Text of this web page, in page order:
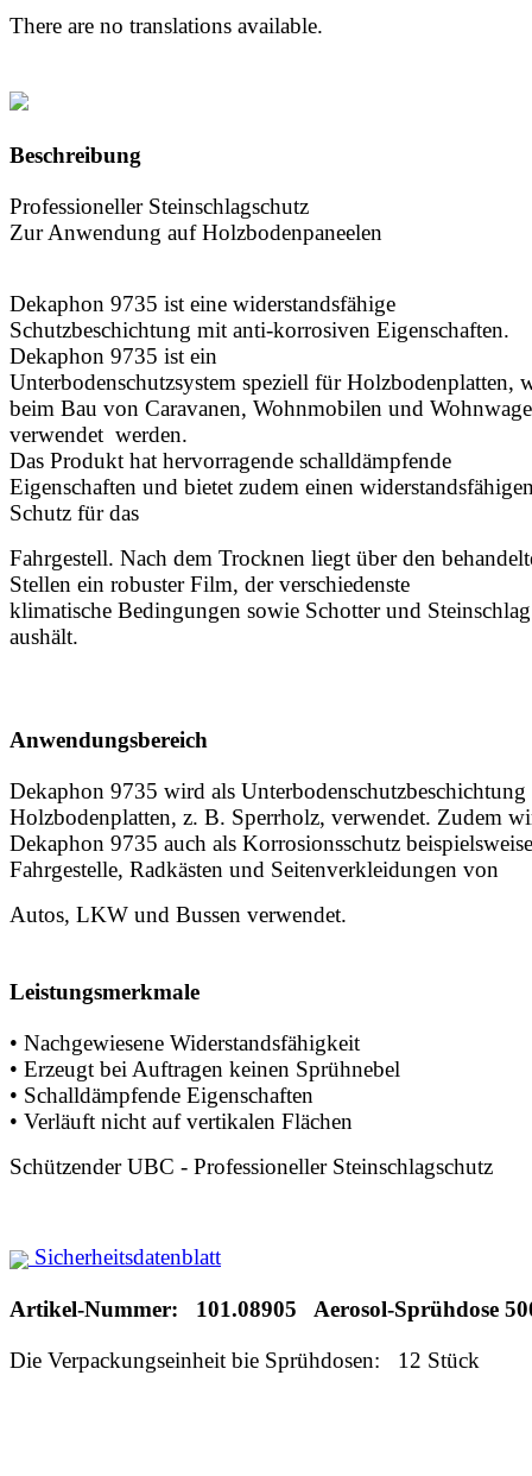
There are no translations available.
Beschreibung
Professioneller Steinschlagschutz
Zur Anwendung auf Holzbodenpaneelen
Dekaphon 9735 ist eine widerstandsfähige
Schutzbeschichtung mit anti-korrosiven Eigenschaften.
Dekaphon 9735 ist ein
Unterbodenschutzsystem speziell für Holzbodenplatten,
beim Bau von Caravanen, Wohnmobilen und
verwendet werden.
Das Produkt hat hervorragende schalldämpfende
Eigenschaften und bietet zudem einen
Schutz für das
Fahrgestell. Nach dem Trocknen liegt über den
Stellen ein robuster Film, der verschiedenste
klimatische Bedingungen sowie Schotter und Steinschlag
aushält.
Anwendungsbereich
Dekaphon 9735 wird als
Holzbodenplatten, z. B. Sperrholz, verwendet. Zudem
Dekaphon 9735 auch als Korrosionsschutz
Fahrgestelle, Radkästen und Seitenverkleidungen von
Autos, LKW und Bussen verwendet.
Leistungsmerkmale
• Nachgewiesene Widerstandsfähigkeit
• Erzeugt bei Auftragen keinen Sprühnebel
• Schalldämpfende Eigenschaften
• Verläuft nicht auf vertikalen Flächen
Schützender UBC - Professioneller Steinschlagschutz
Sicherheitsdatenblatt
Artikel-Nummer: 101.08905 Aerosol-Sprühdose
Die Verpackungseinheit bie Sprühdosen: 12 Stück